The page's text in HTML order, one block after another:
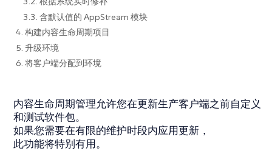
3.3. 含默认值的 AppStream 模块
4. 构建内容生命周期项目
5. 升级环境
6. 将客户端分配到环境
内容生命周期管理允许您在更新生产客户端之前自定义
和测试软件包。
如果您需要在有限的维护时段内应用更新，
此功能将特别有用。